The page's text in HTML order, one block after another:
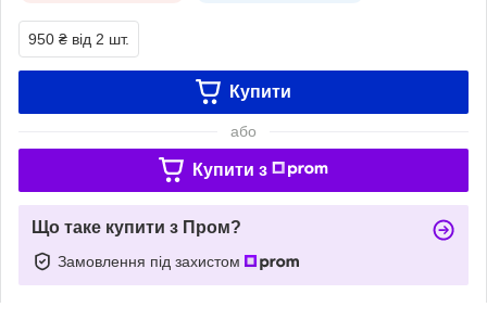
950 ₴ від 2 шт.
Купити
або
Купити з
Що таке купити з Пром?
Замовлення під захистом